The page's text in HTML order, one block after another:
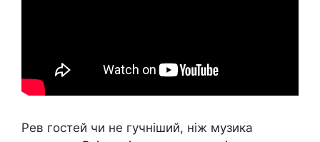
Рев гостей чи не гучніший, ніж музика